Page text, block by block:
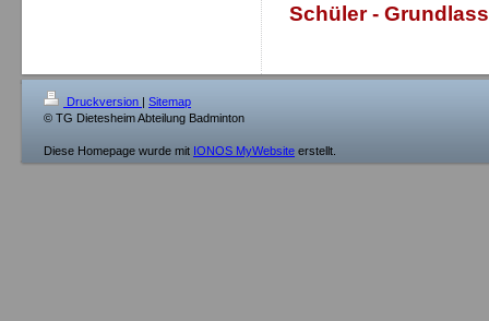
Schüler -
Druckversion | Sitemap
© TG Dietesheim Abteilung Badminton
Diese Homepage wurde mit IONOS MyWebsite erstellt.